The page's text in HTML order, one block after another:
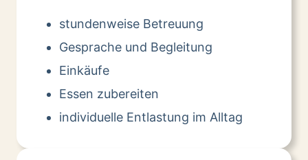
stundenweise Betreuung
Gesprache und Begleitung
Einkäufe
Essen zubereiten
individuelle Entlastung im Alltag